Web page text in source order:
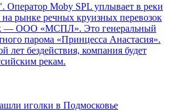
Оператор Moby SPL уплывает в реки
рынке речных круизных перевозок
— ООО «МСПЛ». Это генеральный
парома «Принцесса Анастасия».
лет бездействия, компания будет
рекам.
иголки в Подмосковье